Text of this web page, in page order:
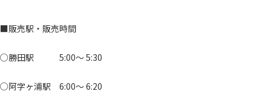
■販売駅・販売時間
○勝田駅 5:00～ 5:30
○阿字ヶ浦駅 6:00～ 6:20